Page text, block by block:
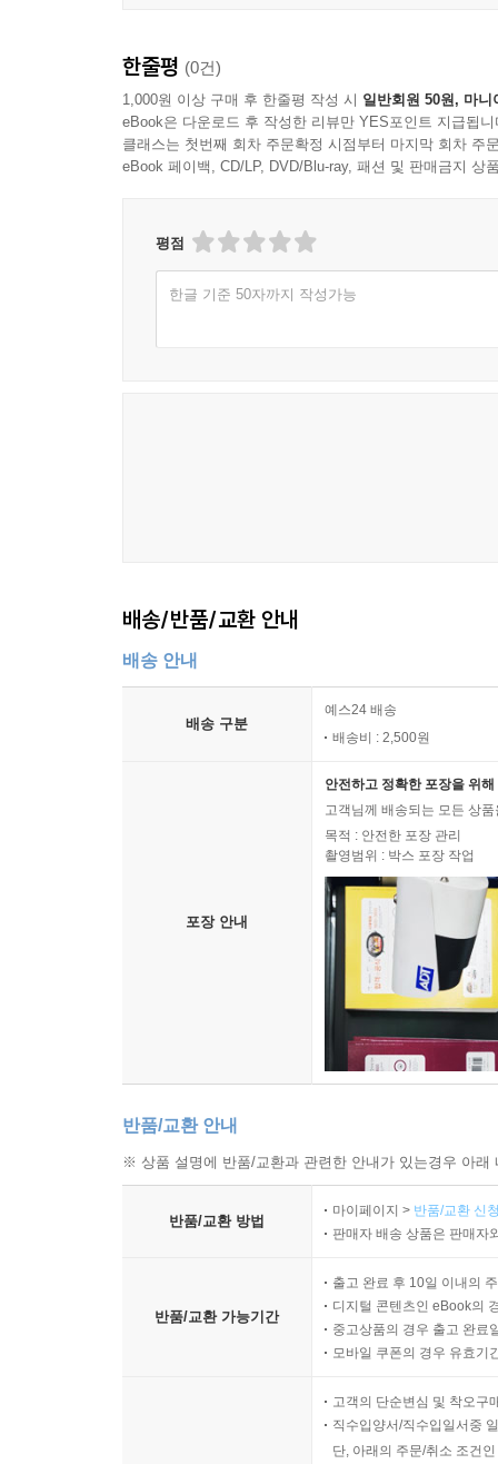
만하며, 불안을 껴안고 살며 내적 불안으로 힘들
기울이고 싶은 정신과 전문의들이 탐독할 만한 책
한줄평 (0건)
1,000원 이상 구매 후 한줄평 작성 시 일반회원 50원, 마니
eBook은 다운로드 후 작성한 리뷰만 YES포인트 지급됩니
클래스는 첫번째 회차 주문확정 시점부터 마지막 회차 주
eBook 페이백, CD/LP, DVD/Blu-ray, 패션 및 판매금지 상
평점
한글 기준 50자까지 작성가능
배송/반품/교환 안내
배송 안내
배송 구분
예스24 배송
배송비 : 2,500원
포장 안내
안전하고 정확한 포장을 위
고객님께 배송되는 모든 상
목적 : 안전한 포장 관리
촬영범위 : 박스 포장 작업
반품/교환 안내
※ 상품 설명에 반품/교환과 관련한 안내가 있는경우 아
반품/교환 방법
마이페이지 > 반품/교환 신
판매자 배송 상품은 판매자
반품/교환 가능기간
출고 완료 후 10일 이내의
디지털 콘텐츠인 eBook의
중고상품의 경우 출고 완료
모바일 쿠폰의 경우 유효기
고객의 단순변심 및 착오구
직수입양서/직수입일서중
단, 아래의 주문/취소 조건